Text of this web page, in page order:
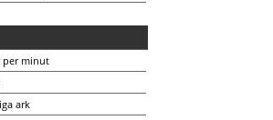
per minut
ark